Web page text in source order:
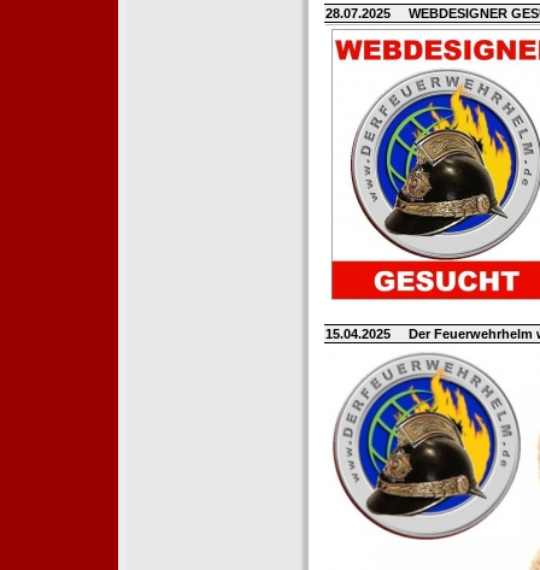
28.07.2025 WEBDESIGNER
15.04.2025 Der